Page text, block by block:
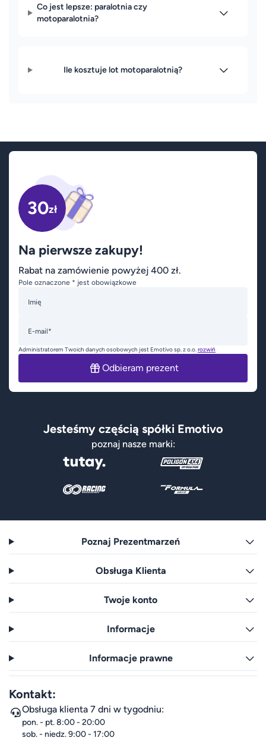
Co jest lepsze: paralotnia czy
motoparalotnia?
Ile kosztuje lot motoparalotnią?
30zł
Na pierwsze zakupy!
Rabat na zamówienie powyżej 400 zł.
Pole oznaczone * jest obowiązkowe
Imię
E-mail*
Administratorem Twoich danych osobowych jest Emotivo sp. z o.o.rozwiń
Odbieram prezent
Jesteśmy częścią spółki Emotivo
poznaj nasze marki:
Poznaj Prezentmarzeń
Obsługa Klienta
Twoje konto
Informacje
Informacje prawne
Kontakt:
Obsługa klienta 7 dni w tygodniu:
pon. - pt. 8:00 - 20:00
sob. - niedz. 9:00 - 17:00